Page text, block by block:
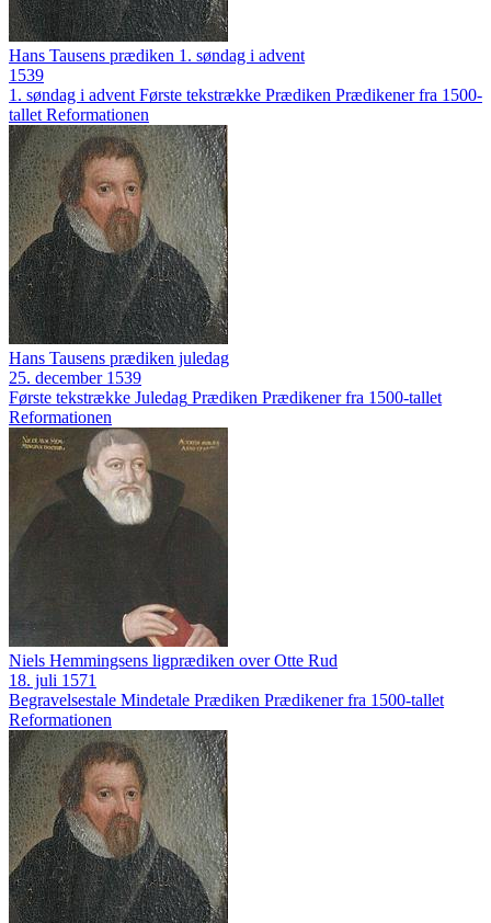
Hans Tausens prædiken 1. søndag i advent
1539
1. søndag i advent Første tekstrække Prædiken Prædikener fra 1500-
tallet Reformationen
Hans Tausens prædiken juledag
25. december 1539
Første tekstrække Juledag Prædiken Prædikener fra 1500-tallet
Reformationen
Niels Hemmingsens ligprædiken over Otte Rud
18. juli 1571
Begravelsestale Mindetale Prædiken Prædikener fra 1500-tallet
Reformationen